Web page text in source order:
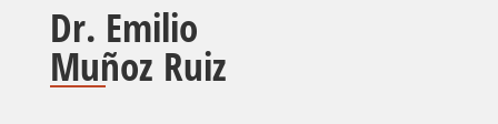
Dr. Emilio
Muñoz Ruiz